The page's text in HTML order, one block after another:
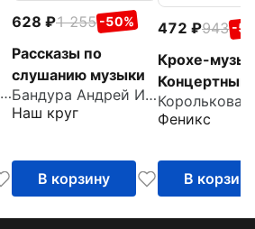
Королькова Ирина Станиславовна
628 1 255 -50%
Рассказы по
слушанию музыки
Бандура Андрей Иванович
Наш круг
В корзину
472 943 -
Крохе-
Концертный
репертуар.
Феникс
В корзину